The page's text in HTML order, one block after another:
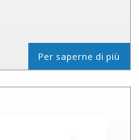
Per saperne di più